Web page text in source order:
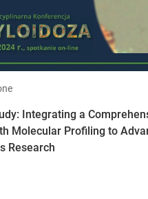
Integrating a
Molecular Profiling to
Research